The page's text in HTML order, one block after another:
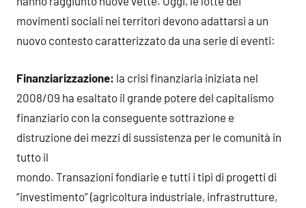
movimenti sociali nei territori devono adattarsi a un
nuovo contesto caratterizzato da una serie di eventi:
Finanziarizzazione: la crisi finanziaria iniziata nel
2008/09 ha esaltato il grande potere del capitalismo
finanziario con la conseguente sottrazione e
distruzione dei mezzi di sussistenza per le comunità in
tutto il
mondo. Transazioni fondiarie e tutti i tipi di progetti di
“investimento” (agricoltura industriale, infrastrutture,